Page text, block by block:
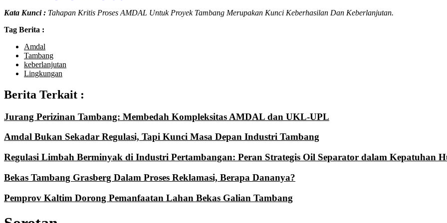
Kata Kunci : Tahapan Kritis Proses AMDAL Untuk Proyek Tambang Merupakan Kunci Keberhasilan Dan Keberlanjutan.
Tag Berita :
Amdal
Tambang
keberlanjutan
Lingkungan
Berita Terkait :
Jurang Perizinan Tambang: Membedah Kompleksitas AMDAL dan UKL-UPL
Amdal Bukan Sekadar Regulasi, Tapi Kunci Masa Depan Industri Tambang
Regulasi Limbah Berminyak di Industri Pertambangan: Peran Strategis Oil Separator dalam Kepatuhan
Bekas Tambang Grasberg Dalam Proses Reklamasi, Berapa Dananya?
Pemprov Kaltim Dorong Pemanfaatan Lahan Bekas Galian Tambang